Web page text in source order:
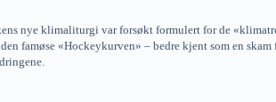
nye klimaliturgi var forsøkt formulert for de
famøse «Hockeykurven» – bedre kjent som en